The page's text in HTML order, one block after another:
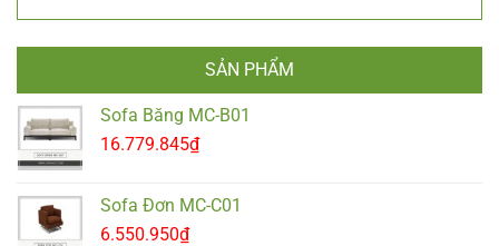
SẢN PHẨM
Sofa Băng MC-B01
16.779.845₫
Sofa Đơn MC-C01
6.550.950₫